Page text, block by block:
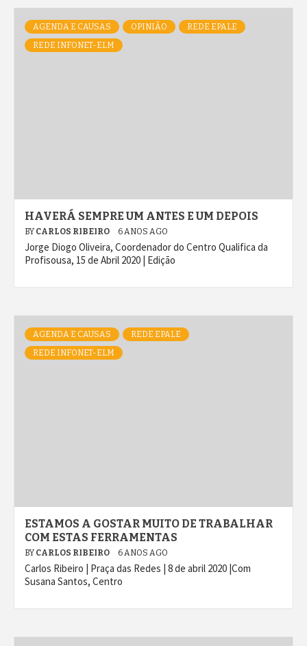
AGENDA E CAUSAS OPINIÃO
REDE EPALE
REDE INFONET-ELM
HAVERÁ SEMPRE UM ANTES E UM DEPOIS
BY CARLOS RIBEIRO 6 ANOS AGO
Jorge Diogo Oliveira, Coordenador do Centro Qualifica da
Profisousa, 15 de Abril 2020 | Edição
AGENDA E CAUSAS
REDE EPALE
REDE INFONET-ELM
ESTAMOS A GOSTAR MUITO DE TRABALHAR
COM ESTAS FERRAMENTAS
BY CARLOS RIBEIRO 6 ANOS AGO
Carlos Ribeiro | Praça das Redes | 8 de abril 2020 |Com
Susana Santos, Centro